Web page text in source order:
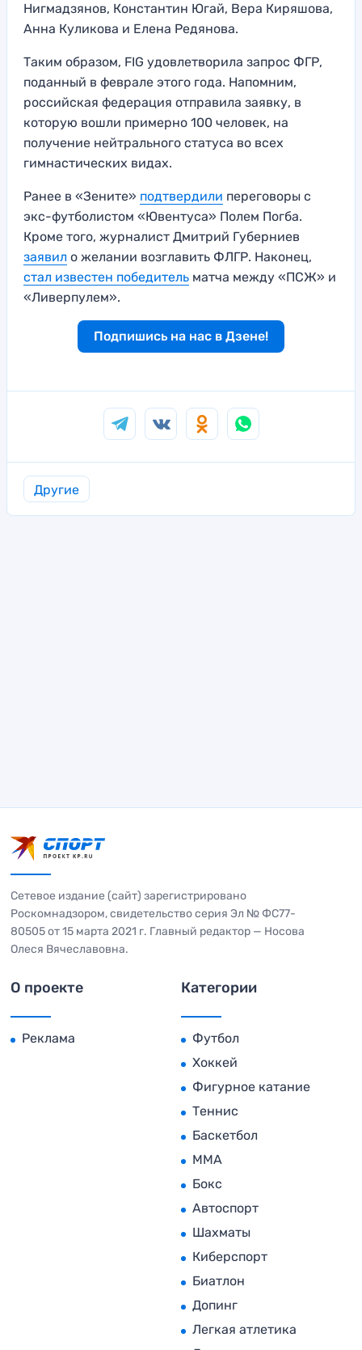
Нигмадзянов, Константин Югай, Вера Киряшова,
Анна Куликова и Елена Редянова.
Таким образом, FIG удовлетворила запрос ФГР,
поданный в феврале этого года. Напомним,
российская федерация отправила заявку, в
которую вошли примерно 100 человек, на
получение нейтрального статуса во всех
гимнастических видах.
Ранее в «Зените» подтвердили переговоры с
экс-футболистом «Ювентуса» Полем Погба.
Кроме того, журналист Дмитрий Губерниев
заявил о желании возглавить ФЛГР. Наконец,
стал известен победитель матча между «ПСЖ» и
«Ливерпулем».
Подпишись на нас в Дзене!
Другие
Сетевое издание (сайт) зарегистрировано
Роскомнадзором, свидетельство серия Эл № ФС77-
80505 от 15 марта 2021 г. Главный редактор — Носова
Олеся Вячеславовна.
О проекте
Реклама
Категории
Футбол
Хоккей
Фигурное катание
Теннис
Баскетбол
MMA
Бокс
Автоспорт
Шахматы
Киберспорт
Биатлон
Допинг
Легкая атлетика